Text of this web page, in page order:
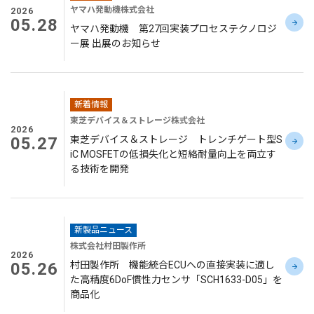
2026
05.28
ヤマハ発動機株式会社
ヤマハ発動機 第27回実装プロセステクノロジ
ー展 出展のお知らせ
2026
05.27
新着情報
東芝デバイス＆ストレージ株式会社
東芝デバイス＆ストレージ トレンチゲート型S
iC MOSFETの低損失化と短絡耐量向上を両立す
る技術を開発
2026
05.26
新製品ニュース
株式会社村田製作所
村田製作所 機能統合ECUへの直接実装に適し
た高精度6DoF慣性力センサ「SCH1633-D05」を
商品化